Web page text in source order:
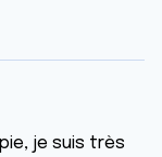
je suis très